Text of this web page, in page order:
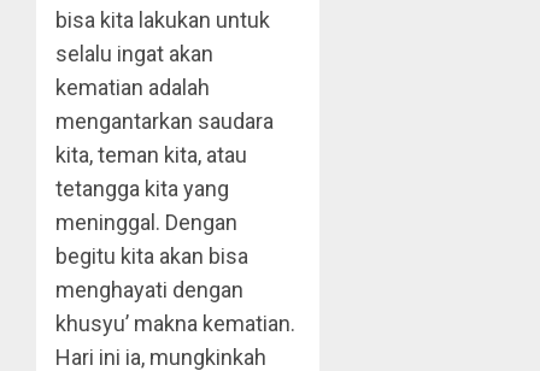
bisa kita lakukan untuk
selalu ingat akan
kematian adalah
mengantarkan saudara
kita, teman kita, atau
tetangga kita yang
meninggal. Dengan
begitu kita akan bisa
menghayati dengan
khusyu’ makna kematian.
Hari ini ia, mungkinkah